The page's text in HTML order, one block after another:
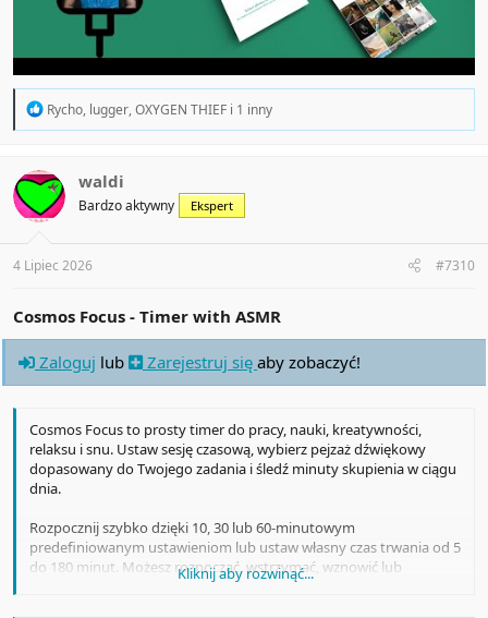
R
t
i
o
s
:
Rycho, lugger,OXYGEN THIEF i 1 inny
waldi
Bardzo aktywny Ekspert
4 Lipiec 2026 #7310
Cosmos Focus - Timer with ASMR
Zaloguj lub Zarejestruj się aby zobaczyć!
Cosmos Focus to prosty timer do pracy, nauki, kreatywności,
relaksu i snu. Ustaw sesję czasową, wybierz pejzaż dźwiękowy
dopasowany do Twojego zadania i śledź minuty skupienia w ciągu
dnia.
Rozpocznij szybko dzięki 10, 30 lub 60-minutowym
predefiniowanym ustawieniom lub ustaw własny czas trwania od 5
do 180 minut. Możesz rozpocząć, wstrzymać, wznowić lub
zresetować sesję za pomocą przejrzystych elementów sterujących
Kliknij aby rozwinąć...